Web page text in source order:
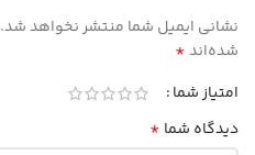
نشانی ایمیل شما منتشر نخواهد شد.
شده‌اند*
امتیاز شما
دیدگاه شما *